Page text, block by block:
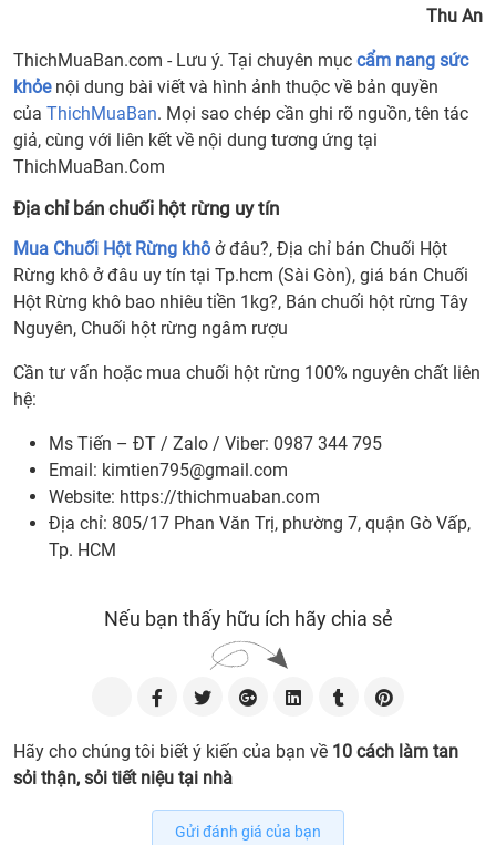
uy
tín
Thu An
ThichMuaBan.com - Lưu ý. Tại chuyên mục cẩm nang sức
khỏenội dung bài viết và hình ảnh thuộc về bản quyền
của ThichMuaBan. Mọi sao chép cần ghi rõ nguồn, tên tác
giả, cùng với liên kết về nội dung tương ứng tại
ThichMuaBan.Com
Địa chỉ bán chuối hột rừng uy tín
Mua Chuối Hột Rừng khô ở đâu?, Địa chỉ bán Chuối Hột
Rừng khô ở đâu uy tín tại Tp.hcm (Sài Gòn), giá bán Chuối
Hột Rừng khô bao nhiêu tiền 1kg?, Bán chuối hột rừng Tây
Nguyên, Chuối hột rừng ngâm rượu
Cần tư vấn hoặc mua chuối hột rừng 100% nguyên chất liên
hệ:
Ms Tiến – ĐT / Zalo / Viber: 0987 344 795
Email: kimtien795@gmail.com
Website: https://thichmuaban.com
Địa chỉ: 805/17 Phan Văn Trị, phường 7, quận Gò Vấp,
Tp. HCM
Nếu bạn thấy hữu ích hãy chia sẻ
Hãy cho chúng tôi biết ý kiến của bạn về 10 cách làm tan
sỏi thận, sỏi tiết niệu tại nhà
Gửi đánh giá của bạn